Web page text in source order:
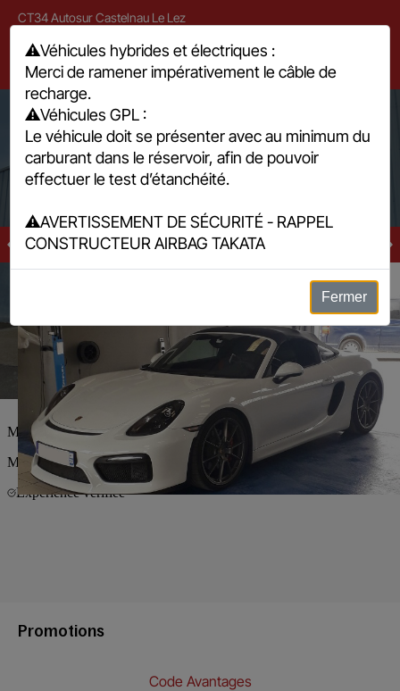
CT34 Autosur Castelnau Le Lez
571 avenue André Ampère, 34170 Castelnau-le-Lez
04 67 79 86 80
4,8/5 (158)
Prise en charge facile
Promotions
Code Avantages
⚠️Véhicules hybrides et électriques :
Merci de ramener impérativement le câble de
recharge.
⚠️Véhicules GPL :
Le véhicule doit se présenter avec au minimum du
carburant dans le réservoir, afin de pouvoir
effectuer le test d’étanchéité.
⚠️AVERTISSEMENT DE SÉCURITÉ - RAPPEL
CONSTRUCTEUR AIRBAG TAKATA
Fermer